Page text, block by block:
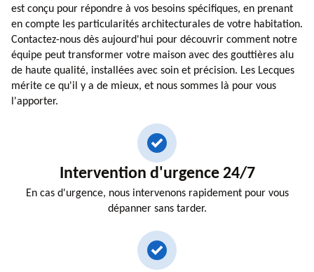
est conçu pour répondre à vos besoins spécifiques, en prenant
en compte les particularités architecturales de votre habitation.
Contactez-nous dès aujourd'hui pour découvrir comment notre
équipe peut transformer votre maison avec des gouttières alu
de haute qualité, installées avec soin et précision. Les Lecques
mérite ce qu'il y a de mieux, et nous sommes là pour vous
l'apporter.
Intervention d'urgence 24/7
En cas d'urgence, nous intervenons rapidement pour vous
dépanner sans tarder.